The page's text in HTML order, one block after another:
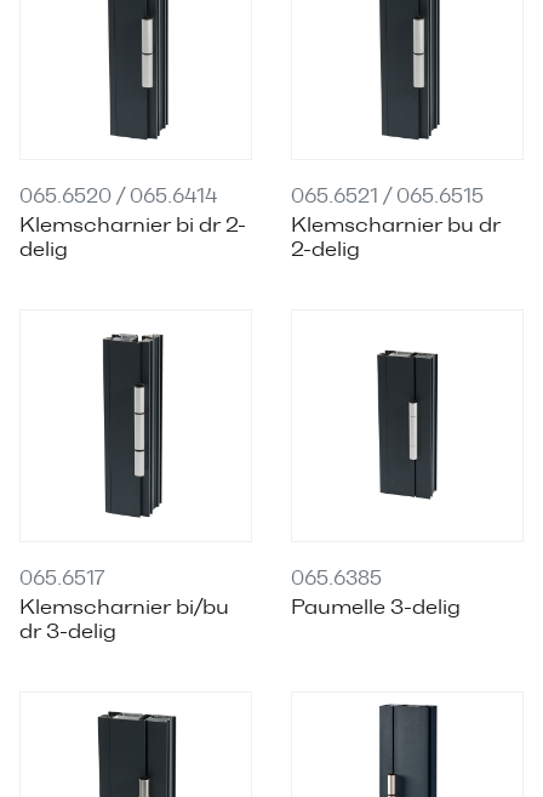
065.6520 / 065.6414
Klemscharnier bi dr 2-
delig
065.6521 / 065.6515
Klemscharnier bu dr
2-delig
065.6517
Klemscharnier bi/bu
dr 3-delig
065.6385
Paumelle 3-delig